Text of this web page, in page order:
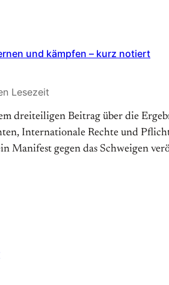
und kämpfen – kurz notiert
Lesezeit
dreiteiligen Beitrag über die
Internationale Rechte und
Manifest gegen das Schweigen